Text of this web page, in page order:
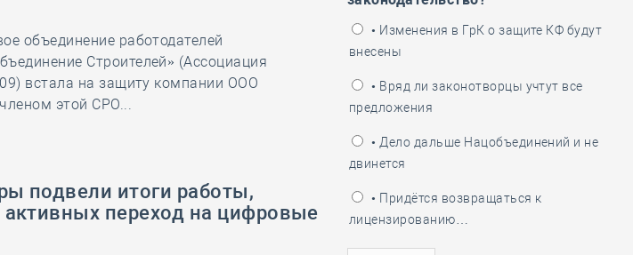
объединение работодателей
Строителей» (Ассоциация
встала на защиту компании ООО
этой СРО...
подвели итоги работы,
переход на цифровые
• Изменения в ГрК о защите КФ будут
внесены
• Вряд ли законотворцы учтут все
предложения
• Дело дальше Нацобъединений и не
двинется
• Придётся возвращаться к
лицензированию…